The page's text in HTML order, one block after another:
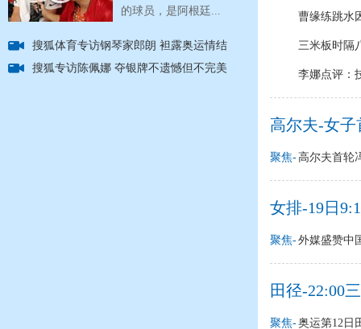
的球员，是阿根廷...
搜狐体育专访钢琴家郎朗 袒露奥运情结
搜狐专访陈佩娜 夺银牌不遗憾但不完美
曹缘练跳水
三米板时隔
李娜点评：
高尔夫-女子
聚焦-高尔夫首轮
女排-19日
聚焦-外媒盛赞中
田径-22:00
聚焦-奥运第12日